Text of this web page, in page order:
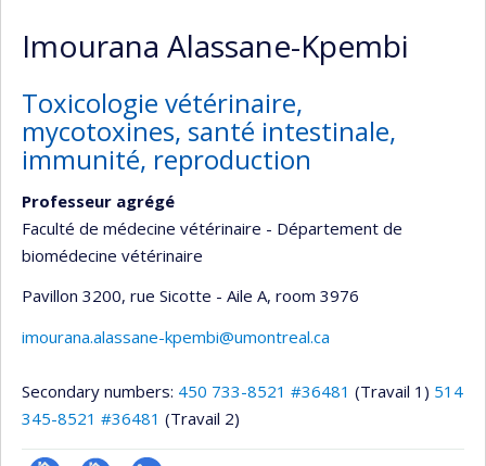
Imourana Alassane-Kpembi
Toxicologie vétérinaire,
mycotoxines, santé intestinale,
immunité, reproduction
Professeur agrégé
Faculté de médecine vétérinaire - Département de
biomédecine vétérinaire
Pavillon 3200, rue Sicotte - Aile A, room 3976
imourana.alassane-kpembi@umontreal.ca
Secondary numbers: 450 733-8521 #36481 (Travail 1) 514
345-8521 #36481 (Travail 2)